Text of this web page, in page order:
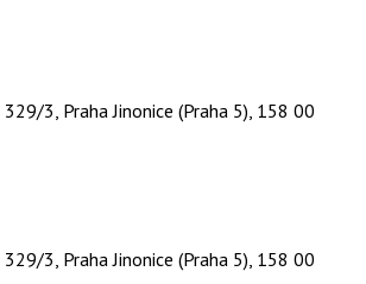
3, Praha Jinonice (Praha 5), 158 00
3, Praha Jinonice (Praha 5), 158 00